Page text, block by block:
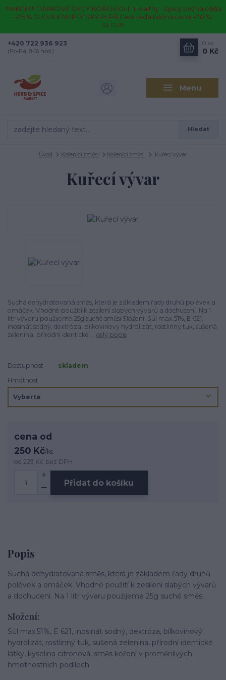
!!!!AKCE!!!! DÁRKOVÉ SADY KOŘENÍ Gril · Healthy · Spicy běžná cena
–25 % SLEVA KAMPOTSKÝ PEPŘ Celá řada běžná cena –20 %
SLEVA
Menu
Hledat
+420 722 936 923
(Po-Pá, 8-16 hod.)
0 ks
0 Kč
Úvod Kořenící směsi Kořenící směsi Kuřecí vývar
Kuřecí vývar
Suchá dehydratovaná směs, která je základem řady druhů polévek a
omáček. Vhodné použití k zesílení slabých vývarů a dochucení. Na 1
litr vývaru použijeme 25g suché směsi Složení: Sůl max.51%, E 621,
inosinát sodný, dextróza, bílkovinový hydrolizát, rostlinný tuk, sušená
zelenina, přírodní identické ... celý popis
Dostupnost
skladem
Hmotnost
cena od
250 Kč/ks
od 223 Kč bez DPH
Přidat do košíku
Popis
Suchá dehydratovaná směs, která je základem řady druhů
polévek a omáček. Vhodné použití k zesílení slabých vývarů
a dochucení. Na 1 litr vývaru použijeme 25g suché směsi
Složení:
Sůl max.51%, E 621, inosinát sodný, dextróza, bílkovinový
hydrolizát, rostlinný tuk, sušená zelenina, přírodní identické
látky, kyselina citronová, směs koření v proměnlivých
hmotnostních podílech.